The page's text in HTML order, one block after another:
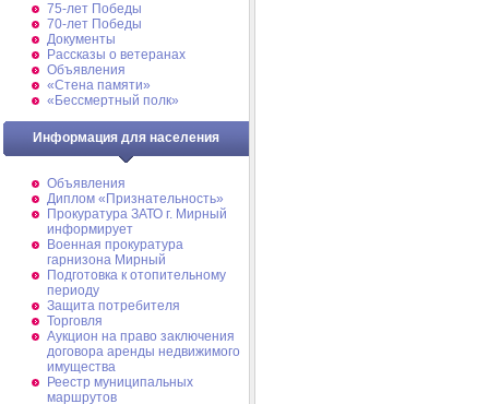
75-лет Победы
70-лет Победы
Документы
Рассказы о ветеранах
Объявления
«Стена памяти»
«Бессмертный полк»
Информация для населения
Объявления
Диплом «Признательность»
Прокуратура ЗАТО г. Мирный
информирует
Военная прокуратура
гарнизона Мирный
Подготовка к отопительному
периоду
Защита потребителя
Торговля
Аукцион на право заключения
договора аренды недвижимого
имущества
Реестр муниципальных
маршрутов